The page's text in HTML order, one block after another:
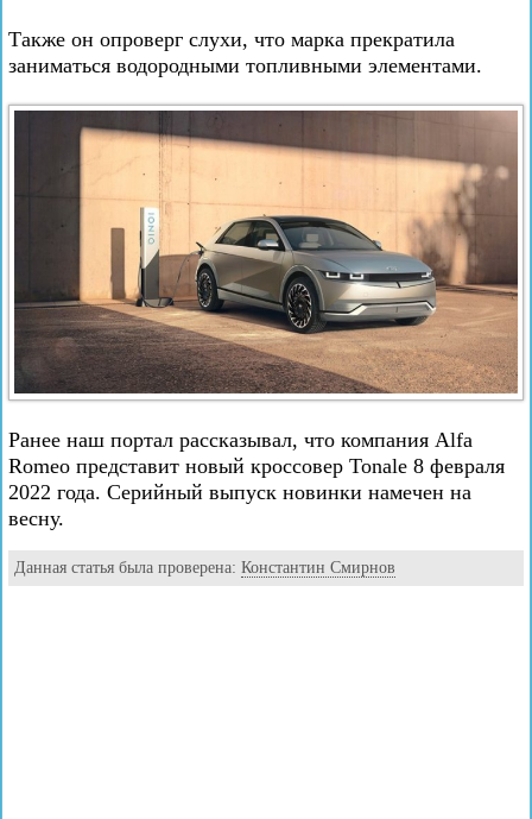
Также он опроверг слухи, что марка прекратила
заниматься водородными топливными элементами.
Ранее наш портал рассказывал, что компания Alfa
Romeo представит новый кроссовер Tonale 8 февраля
2022 года. Серийный выпуск новинки намечен на
весну.
Данная статья была проверена: Константин Смирнов